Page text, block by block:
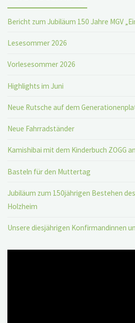
Bericht zum Jubiläum 150 Jahre MGV
Lesesommer 2026
Vorlesesommer 2026
Highlights im Juni
Neue Rutsche auf dem
Neue Fahrradständer
Kamishibai mit dem Kinderbuch ZOGG
Basteln für den Muttertag
Jubiläum zum 150jährigen Bestehen des
Holzheim
Unsere diesjährigen Konfirmandinnen